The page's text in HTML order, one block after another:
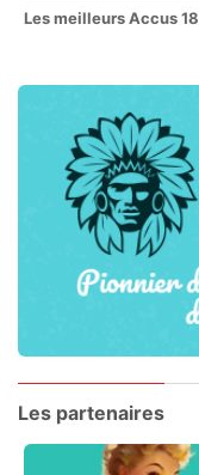
Les meilleurs Accus
Les partenaires